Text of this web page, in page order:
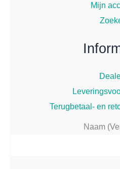
Mijn
Terugbetaal- en
Naam